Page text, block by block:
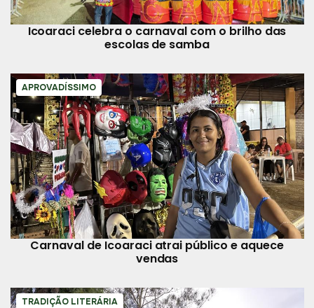
Icoaraci celebra o carnaval com o brilho das
escolas de samba
APROVADÍSSIMO
Carnaval de Icoaraci atrai público e aquece
vendas
TRADIÇÃO LITERÁRIA